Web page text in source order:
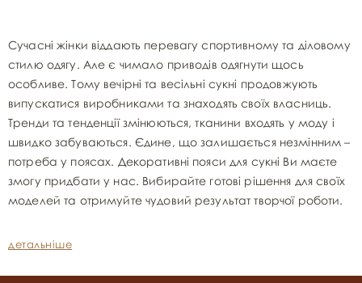
Сучасні жінки віддають перевагу спортивному та діловому
стилю одягу. Але є чимало приводів одягнути щось
особливе. Тому вечірні та весільні сукні продовжують
випускатися виробниками та знаходять своїх власниць.
Тренди та тенденції змінюються, тканини входять у моду і
швидко забуваються. Єдине, що залишається незмінним –
потреба у поясах. Декоративні пояси для сукні Ви маєте
змогу придбати у нас. Вибирайте готові рішення для своїх
моделей та отримуйте чудовий результат творчої роботи.
детальніше